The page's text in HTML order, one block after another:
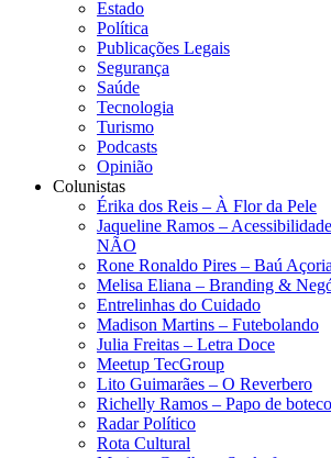
Estado
Política
Publicações Legais
Segurança
Saúde
Tecnologia
Turismo
Podcasts
Opinião
Colunistas
Érika dos Reis​ – À Flor da Pele
Jaqueline Ramos –
NÃO
Rone Ronaldo Pires – Baú
Melisa Eliana – Branding &
Entrelinhas do Cuidado
Madison Martins – Futebolando
Julia Freitas​ – Letra Doce
Meetup TecGroup
Lito Guimarães – O Reverbero
Richelly Ramos​ – Papo de boteco
Radar Político
Rota Cultural